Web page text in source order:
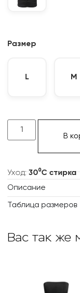
Размер
L M
В
Уход:30⁰С стирка
Описание
Таблица размеров
Вас так же